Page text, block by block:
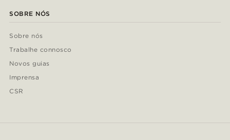
SOBRE NÓS
Sobre nós
Trabalhe connosco
Novos guias
Imprensa
CSR